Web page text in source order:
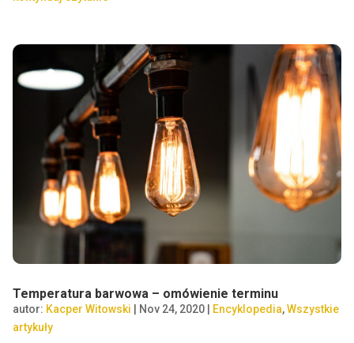
Temperatura barwowa – omówienie terminu
autor: Kacper Witowski Nov 24, 2020| Encyklopedia,Wszystkie
artykuły